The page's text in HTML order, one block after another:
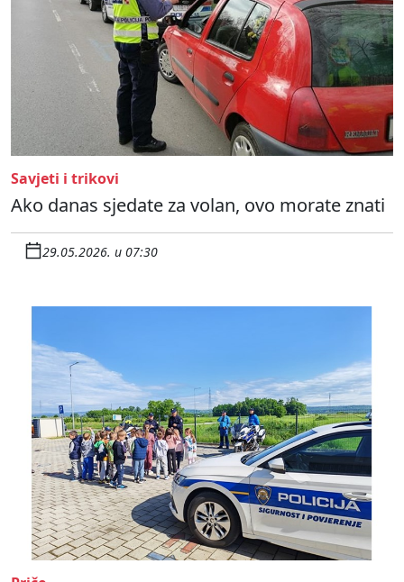
Savjeti i trikovi
Ako danas sjedate za volan, ovo morate znati
29.05.2026. u 07:30